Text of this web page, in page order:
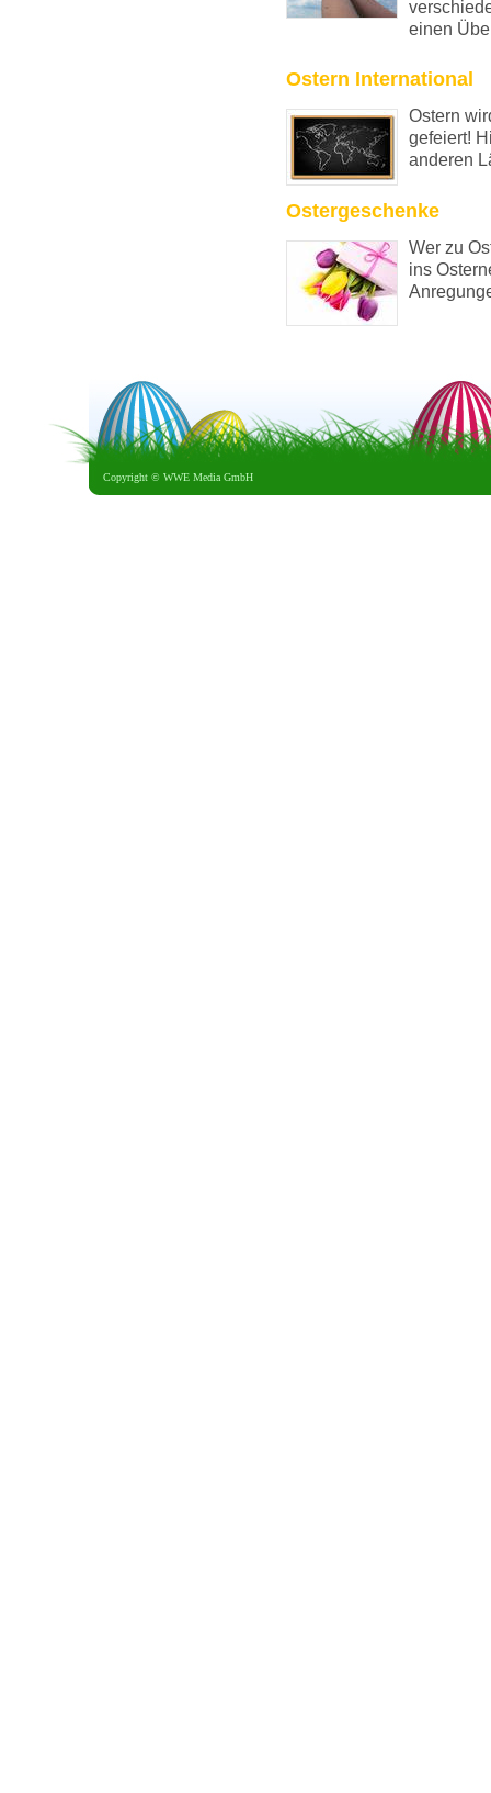
einen
Ostern International
Ostern
gefeiert!
anderen
Ostergeschenke
Wer zu
ins
Copyright © WWE Media GmbH